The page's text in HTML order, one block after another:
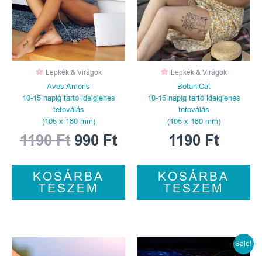
Lepkék & Virágok
Aves Amoris
10-15 napig tartó ideiglenes
tetoválás
(105 x 180 mm)
1190Ft990 Ft
KOSÁRBA
TESZEM
Lepkék & Virágok
BotaniCat
10-15 napig tartó ideiglenes
tetoválás
(105 x 180 mm)
1190 Ft
KOSÁRBA
TESZEM
Sale!
Original